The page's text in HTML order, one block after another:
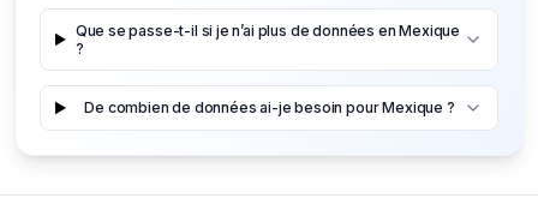
Que se passe-t-il si je n’ai plus de données en Mexique
?
De combien de données ai-je besoin pour Mexique ?